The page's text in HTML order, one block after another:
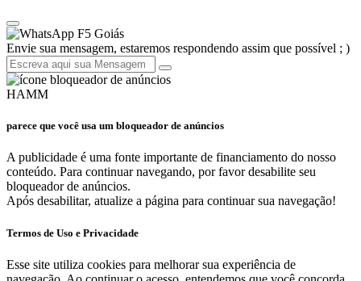
F5 Goiás
Envie sua mensagem, estaremos respondendo assim que possível ; )
HAMM
parece que você usa um bloqueador de anúncios
A publicidade é uma fonte importante de financiamento do nosso
conteúdo. Para continuar navegando, por favor desabilite seu
bloqueador de anúncios.
Após desabilitar, atualize a página para continuar sua navegação!
Termos de Uso e Privacidade
Esse site utiliza cookies para melhorar sua experiência de